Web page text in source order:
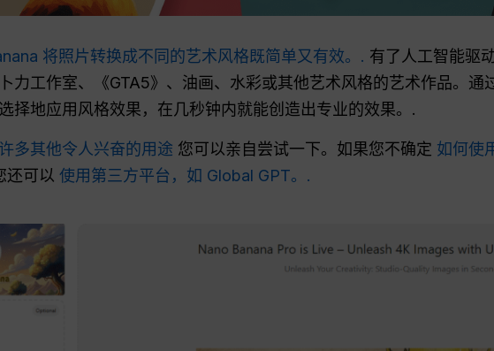
将照片转换成不同的艺术风格既简单又有效。. 有了人工智能驱
力工作室、《GTA5》、油画、水彩或其他艺术风格的艺术作品。
择地应用风格效果，在几秒钟内就能创造出专业的效果。.
多其他令人兴奋的用途 您可以亲自尝试一下。如果您不确定 如何使
还可以 使用第三方平台，如 Global GPT。.